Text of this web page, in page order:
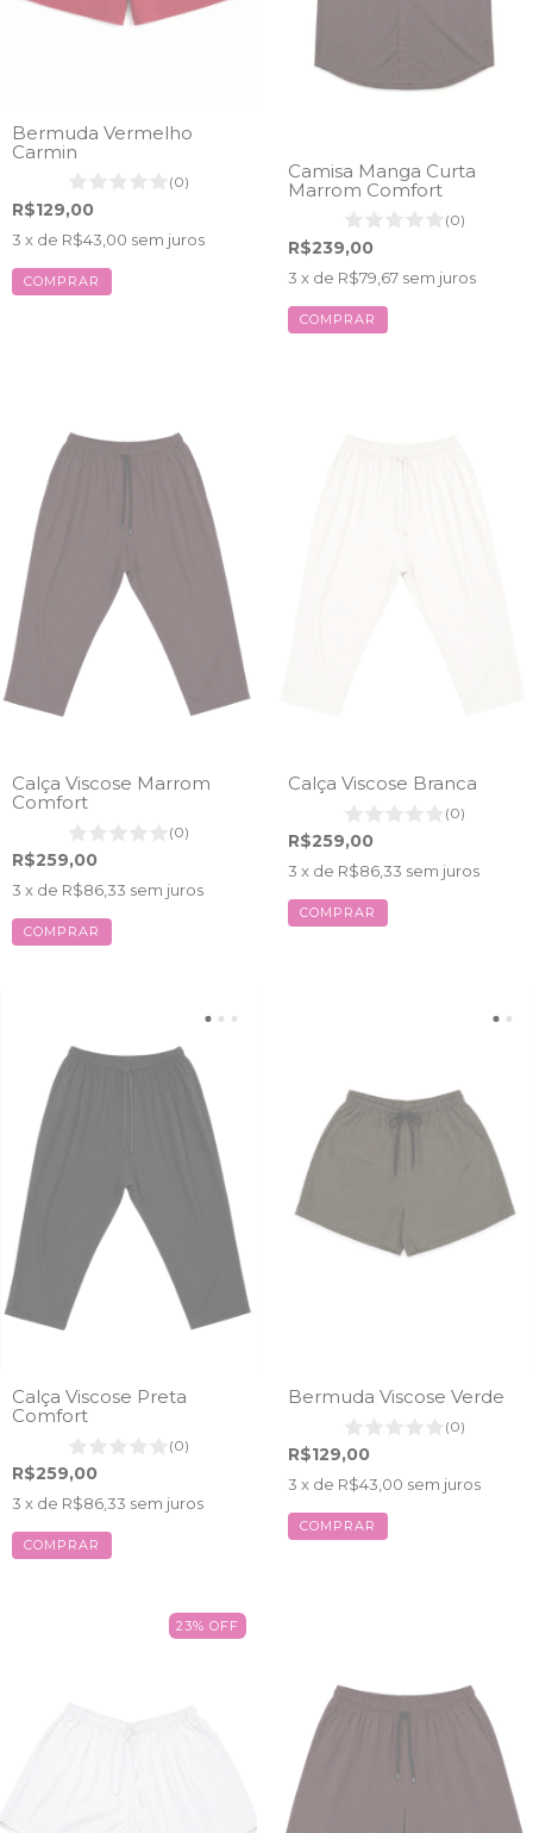
Bermuda Vermelho
Carmin
(0)
R$129,00
3 x de R$43,00 sem juros
COMPRAR
Camisa Manga Curta
Marrom Comfort
(0)
R$239,00
3 x de R$79,67 sem juros
COMPRAR
Calça Viscose Marrom
Comfort
(0)
R$259,00
3 x de R$86,33 sem juros
COMPRAR
Calça Viscose Branca
(0)
R$259,00
3 x de R$86,33 sem juros
COMPRAR
Calça Viscose Preta
Comfort
(0)
R$259,00
3 x de R$86,33 sem juros
COMPRAR
Bermuda Viscose Verde
(0)
R$129,00
3 x de R$43,00 sem juros
COMPRAR
23% OFF